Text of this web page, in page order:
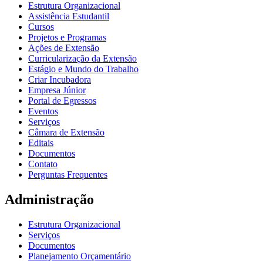
Estrutura Organizacional
Assistência Estudantil
Cursos
Projetos e Programas
Ações de Extensão
Curricularização da Extensão
Estágio e Mundo do Trabalho
Criar Incubadora
Empresa Júnior
Portal de Egressos
Eventos
Serviços
Câmara de Extensão
Editais
Documentos
Contato
Perguntas Frequentes
Administração
Estrutura Organizacional
Serviços
Documentos
Planejamento Orçamentário